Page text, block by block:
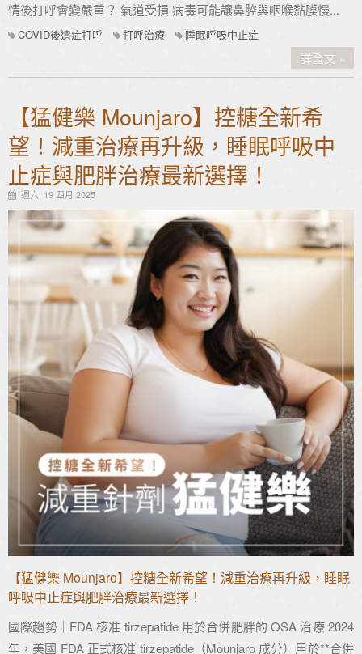
情後打呼會變嚴重？ 氣道受損 病毒可能讓鼻腔與咽喉黏膜慢...
COVID後遺症打呼 打呼治療 睡眠呼吸中止症
詳全文
【猛健樂 Mounjaro】控糖全新希
望！減重治療再升級，睡眠呼吸中
止症與肥胖治療最新選擇！
週六, 19 四月 2025
【猛健樂 Mounjaro】控糖全新希望！減重治療再升級，睡眠
呼吸中止症與肥胖治療最新選擇！
國際趨勢｜FDA 核准 tirzepatide 用於合併肥胖的 OSA 治療 2024
年，美國 FDA 正式核准 tirzepatide（Mounjaro 成分）用於**合併